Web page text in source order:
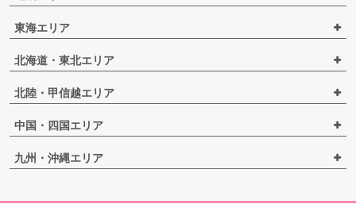
東海エリア
北海道・東北エリア
北陸・甲信越エリア
中国・四国エリア
九州・沖縄エリア